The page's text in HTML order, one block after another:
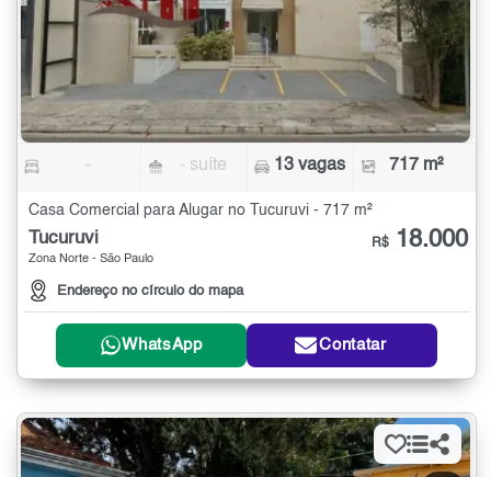
- - suíte 13 vagas 717 m²
Casa Comercial para Alugar no Tucuruvi - 717 m²
Tucuruvi
Zona Norte - São Paulo
Endereço no círculo do mapa
R$ 18.000
WhatsApp Contatar